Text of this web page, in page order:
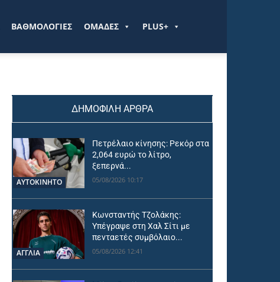
ΒΑΘΜΟΛΟΓΙΕΣ ΟΜΑΔΕΣ PLUS+
ΔΗΜΟΦΙΛΗ ΑΡΘΡΑ
ΑΥΤΟΚΙΝΗΤΟ
Πετρέλαιο κίνησης: Ρεκόρ στα
2,064 ευρώ το λίτρο,
ξεπερνά...
05/08/2026 10:17
ΑΓΓΛΙΑ
Κωνσταντής Τζολάκης:
Υπέγραψε στη Χαλ Σίτι με
πενταετές συμβόλαιο...
05/08/2026 12:41